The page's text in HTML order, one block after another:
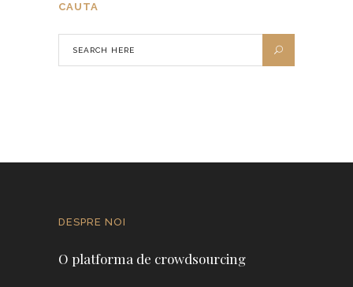
CAUTA
DESPRE NOI
O platforma de crowdsourcing